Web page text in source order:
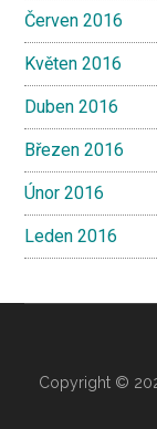
Červen 2016
Květen 2016
Duben 2016
Březen 2016
Únor 2016
Leden 2016
Copyright ©